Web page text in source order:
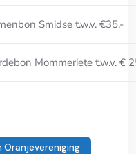
Smidse t.w.v. €35,-
Mommeriete t.w.v. €
Oranjevereniging